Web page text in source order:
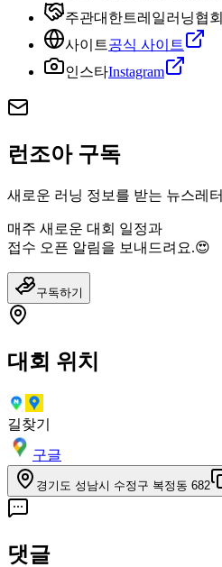
주관대한트레일러닝협회
사이트공식 사이트
인스타Instagram
런조아 구독
새로운 러닝 정보를 받는 뉴스레터
매주 새로운 대회 일정과
접수 오픈 알림을 보내드려요.😍
구독하기
대회 위치
길찾기
구글
경기도 성남시 수정구 복정동 682
댓글